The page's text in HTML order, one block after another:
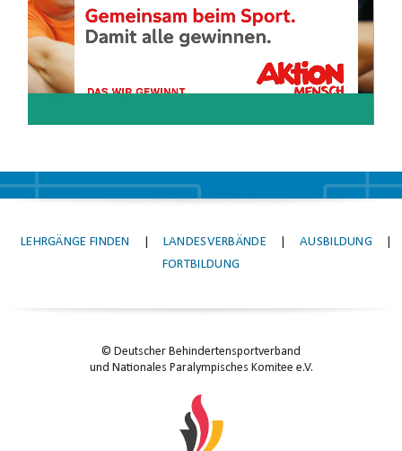
LEHRGÄNGE FINDEN LANDESVERBÄNDE AUSBILDUNG
FORTBILDUNG
© Deutscher Behindertensportverband
und Nationales Paralympisches Komitee e.V.